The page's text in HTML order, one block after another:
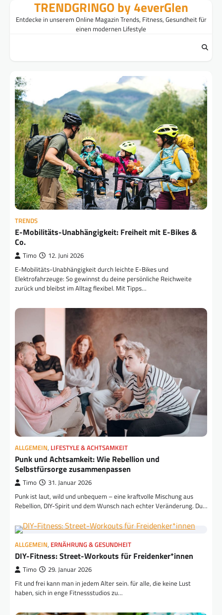
TRENDGRINGO by 4everGlen
Entdecke in unserem Online Magazin Trends, Fitness, Gesundheit für
einen modernen Lifestyle
TRENDS
E-Mobilitäts-Unabhängigkeit: Freiheit mit E-Bikes &
Co.
Timo 12. Juni 2026
E-Mobilitäts-Unabhängigkeit durch leichte E-Bikes und
Elektrofahrzeuge: So gewinnst du deine persönliche Reichweite
zurück und bleibst im Alltag flexibel. Mit Tipps…
ALLGEMEIN, LIFESTYLE & ACHTSAMKEIT
Punk und Achtsamkeit: Wie Rebellion und
Selbstfürsorge zusammenpassen
Timo 31. Januar 2026
Punk ist laut, wild und unbequem – eine kraftvolle Mischung aus
Rebellion, DIY-Spirit und dem Wunsch nach echter Veränderung. Du…
ALLGEMEIN, ERNÄHRUNG & GESUNDHEIT
DIY-Fitness: Street-Workouts für Freidenker*innen
Timo 29. Januar 2026
Fit und frei kann man in jedem Alter sein. für alle, die keine Lust
haben, sich in enge Fitnessstudios zu…